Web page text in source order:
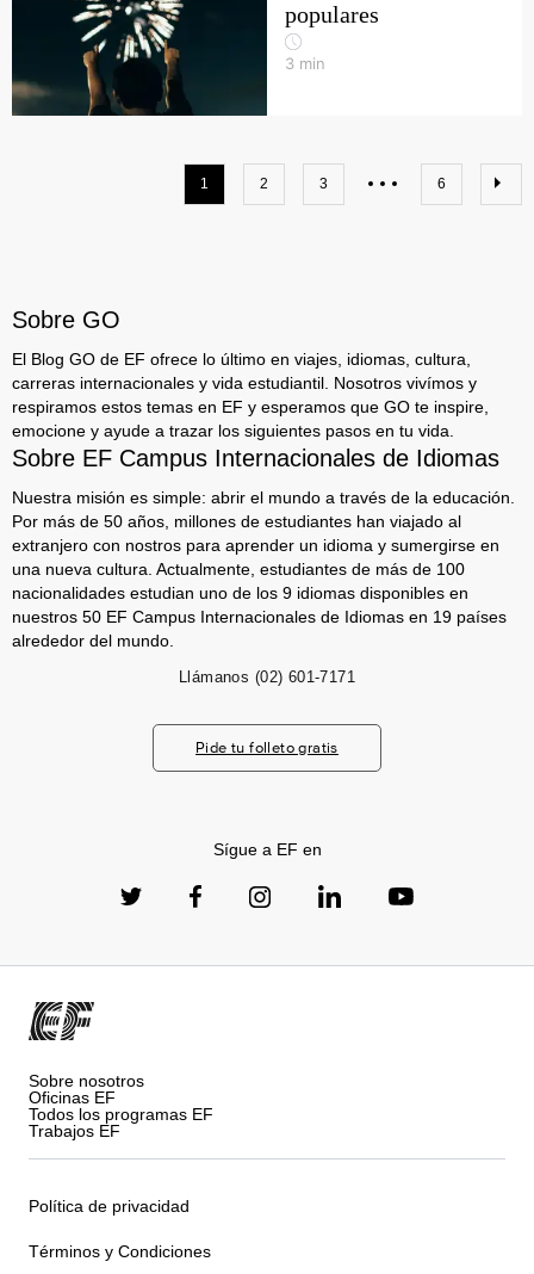
populares
3 min
1 2 3 6
Sobre GO
El Blog GO de EF ofrece lo último en viajes, idiomas, cultura,
carreras internacionales y vida estudiantil. Nosotros vivímos y
respiramos estos temas en EF y esperamos que GO te inspire,
emocione y ayude a trazar los siguientes pasos en tu vida.
Sobre EF Campus Internacionales de Idiomas
Nuestra misión es simple: abrir el mundo a través de la educación.
Por más de 50 años, millones de estudiantes han viajado al
extranjero con nostros para aprender un idioma y sumergirse en
una nueva cultura. Actualmente, estudiantes de más de 100
nacionalidades estudian uno de los 9 idiomas disponibles en
nuestros 50 EF Campus Internacionales de Idiomas en 19 países
alrededor del mundo.
Llámanos (02) 601-7171
Pide tu folleto gratis
Sígue a EF en
Sobre nosotros
Oficinas EF
Todos los programas EF
Trabajos EF
Política de privacidad
Términos y Condiciones